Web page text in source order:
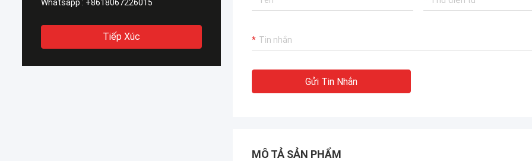
Whatsapp : +8618067226015
Tiếp Xúc
Gửi Tin Nhắn
MÔ TẢ SẢN PHẨM